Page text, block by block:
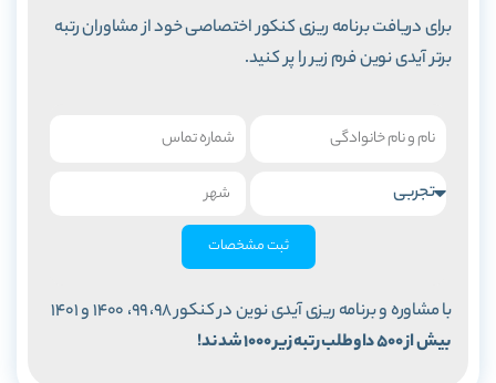
برای دریافت برنامه ریزی کنکور اختصاصی خود از مشاوران رتبه
برتر آیدی نوین فرم زیر را پر کنید.
ثبت مشخصات
با مشاوره و برنامه ریزی آیدی نوین در کنکور 98، 99، 1400 و 1401
بیش از 500 داوطلب رتبه زیر 1000 شدند!